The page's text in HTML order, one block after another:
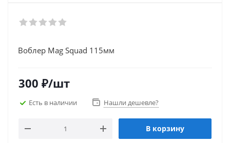
Воблер Mag Squad 115мм
300 ₽/шт
Есть в наличии Нашли дешевле?
В корзину